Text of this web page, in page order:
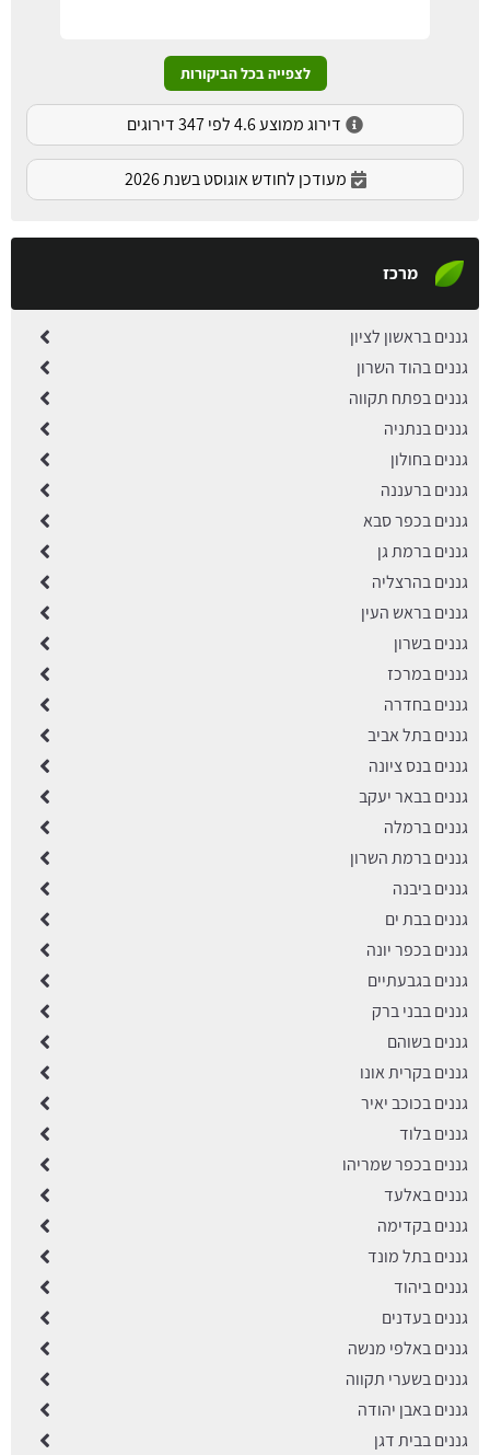
לצפייה בכל הביקורות
דירוג ממוצע 4.6 לפי 347 דירוגים
מעודכן לחודש אוגוסט בשנת 2026
מרכז
גננים בראשון לציון
גננים בהוד השרון
גננים בפתח תקווה
גננים בנתניה
גננים בחולון
גננים ברעננה
גננים בכפר סבא
גננים ברמת גן
גננים בהרצליה
גננים בראש העין
גננים בשרון
גננים במרכז
גננים בחדרה
גננים בתל אביב
גננים בנס ציונה
גננים בבאר יעקב
גננים ברמלה
גננים ברמת השרון
גננים ביבנה
גננים בבת ים
גננים בכפר יונה
גננים בגבעתיים
גננים בבני ברק
גננים בשוהם
גננים בקרית אונו
גננים בכוכב יאיר
גננים בלוד
גננים בכפר שמריהו
גננים באלעד
גננים בקדימה
גננים בתל מונד
גננים ביהוד
גננים בעדנים
גננים באלפי מנשה
גננים בשערי תקווה
גננים באבן יהודה
גננים בבית דגן